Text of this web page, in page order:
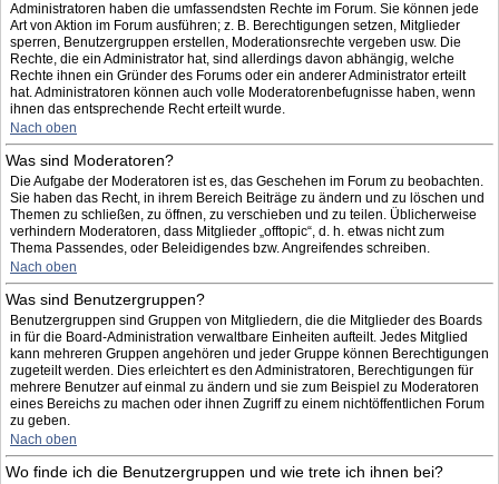
Administratoren haben die umfassendsten Rechte im Forum. Sie können jede
Art von Aktion im Forum ausführen; z. B. Berechtigungen setzen, Mitglieder
sperren, Benutzergruppen erstellen, Moderationsrechte vergeben usw. Die
Rechte, die ein Administrator hat, sind allerdings davon abhängig, welche
Rechte ihnen ein Gründer des Forums oder ein anderer Administrator erteilt
hat. Administratoren können auch volle Moderatorenbefugnisse haben, wenn
ihnen das entsprechende Recht erteilt wurde.
Nach oben
Was sind Moderatoren?
Die Aufgabe der Moderatoren ist es, das Geschehen im Forum zu beobachten.
Sie haben das Recht, in ihrem Bereich Beiträge zu ändern und zu löschen und
Themen zu schließen, zu öffnen, zu verschieben und zu teilen. Üblicherweise
verhindern Moderatoren, dass Mitglieder „offtopic“, d. h. etwas nicht zum
Thema Passendes, oder Beleidigendes bzw. Angreifendes schreiben.
Nach oben
Was sind Benutzergruppen?
Benutzergruppen sind Gruppen von Mitgliedern, die die Mitglieder des Boards
in für die Board-Administration verwaltbare Einheiten aufteilt. Jedes Mitglied
kann mehreren Gruppen angehören und jeder Gruppe können Berechtigungen
zugeteilt werden. Dies erleichtert es den Administratoren, Berechtigungen für
mehrere Benutzer auf einmal zu ändern und sie zum Beispiel zu Moderatoren
eines Bereichs zu machen oder ihnen Zugriff zu einem nichtöffentlichen Forum
zu geben.
Nach oben
Wo finde ich die Benutzergruppen und wie trete ich ihnen bei?